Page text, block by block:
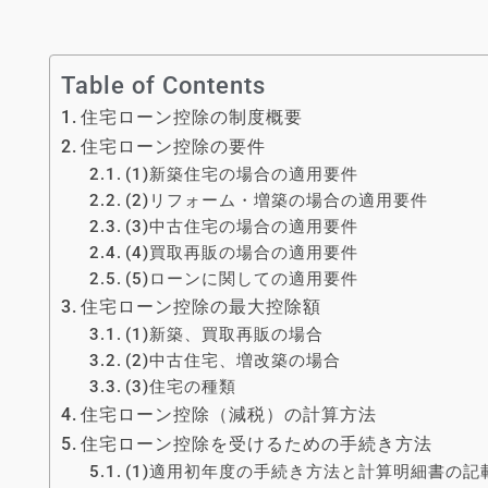
Table of Contents
住宅ローン控除の制度概要
住宅ローン控除の要件
(1)新築住宅の場合の適用要件
(2)リフォーム・増築の場合の適用要件
(3)中古住宅の場合の適用要件
(4)買取再販の場合の適用要件
(5)ローンに関しての適用要件
住宅ローン控除の最大控除額
(1)新築、買取再販の場合
(2)中古住宅、増改築の場合
(3)住宅の種類
住宅ローン控除（減税）の計算方法
住宅ローン控除を受けるための手続き方法
(1)適用初年度の手続き方法と計算明細書の記